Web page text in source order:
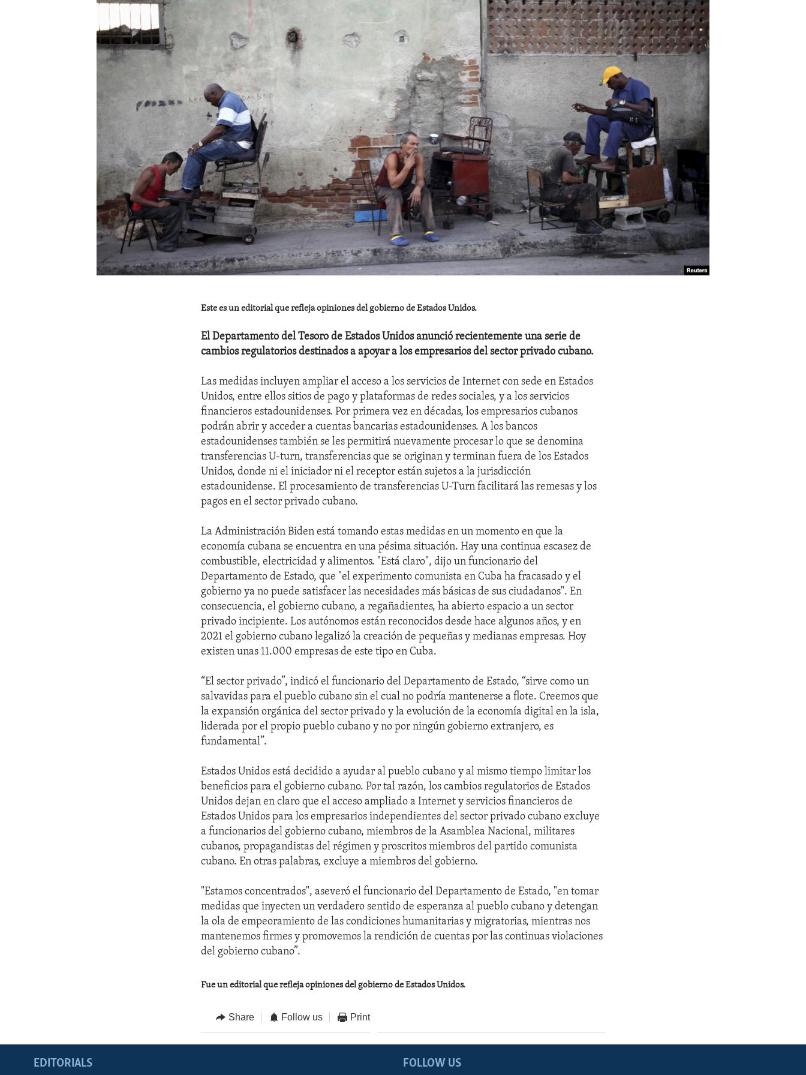
IDEALS AND INSTITUTIONS
Este es un editorial que refleja opiniones del gobierno de Estados Unidos.
El Departamento del Tesoro de Estados Unidos anunció recientemente una serie de
cambios regulatorios destinados a apoyar a los empresarios del sector privado cubano.
Las medidas incluyen ampliar el acceso a los servicios de Internet con sede en Estados
Unidos, entre ellos sitios de pago y plataformas de redes sociales, y a los servicios
financieros estadounidenses. Por primera vez en décadas, los empresarios cubanos
podrán abrir y acceder a cuentas bancarias estadounidenses. A los bancos
estadounidenses también se les permitirá nuevamente procesar lo que se denomina
transferencias U-turn, transferencias que se originan y terminan fuera de los Estados
Unidos, donde ni el iniciador ni el receptor están sujetos a la jurisdicción
estadounidense. El procesamiento de transferencias U-Turn facilitará las remesas y los
pagos en el sector privado cubano.
La Administración Biden está tomando estas medidas en un momento en que la
economía cubana se encuentra en una pésima situación. Hay una continua escasez de
combustible, electricidad y alimentos. "Está claro", dijo un funcionario del
Departamento de Estado, que "el experimento comunista en Cuba ha fracasado y el
gobierno ya no puede satisfacer las necesidades más básicas de sus ciudadanos". En
consecuencia, el gobierno cubano, a regañadientes, ha abierto espacio a un sector
privado incipiente. Los autónomos están reconocidos desde hace algunos años, y en
2021 el gobierno cubano legalizó la creación de pequeñas y medianas empresas. Hoy
existen unas 11.000 empresas de este tipo en Cuba.
“El sector privado”, indicó el funcionario del Departamento de Estado, “sirve como un
salvavidas para el pueblo cubano sin el cual no podría mantenerse a flote. Creemos que
la expansión orgánica del sector privado y la evolución de la economía digital en la isla,
liderada por el propio pueblo cubano y no por ningún gobierno extranjero, es
fundamental”.
Estados Unidos está decidido a ayudar al pueblo cubano y al mismo tiempo limitar los
beneficios para el gobierno cubano. Por tal razón, los cambios regulatorios de Estados
Unidos dejan en claro que el acceso ampliado a Internet y servicios financieros de
Estados Unidos para los empresarios independientes del sector privado cubano excluye
a funcionarios del gobierno cubano, miembros de la Asamblea Nacional, militares
cubanos, propagandistas del régimen y proscritos miembros del partido comunista
cubano. En otras palabras, excluye a miembros del gobierno.
"Estamos concentrados", aseveró el funcionario del Departamento de Estado, "en tomar
medidas que inyecten un verdadero sentido de esperanza al pueblo cubano y detengan
la ola de empeoramiento de las condiciones humanitarias y migratorias, mientras nos
mantenemos firmes y promovemos la rendición de cuentas por las continuas violaciones
del gobierno cubano”.
Fue un editorial que refleja opiniones del gobierno de Estados Unidos.
Share Follow us Print
FOLLOW US
EDITORIALS